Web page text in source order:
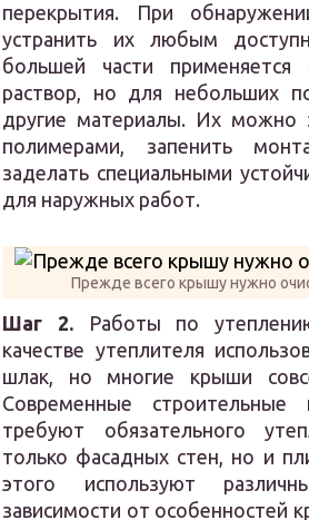
перекрытия. При
устранить их любым
большей части применяется
раствор, но для небольших
другие материалы. Их можно
полимерами, запенить
заделать специальными
для наружных работ.
Прежде всего крышу нужно
Шаг 2.Работы по
качестве утеплителя
шлак, но многие крыши
Современные
требуют обязательного
только фасадных стен, но и
этого используют
зависимости от особенностей